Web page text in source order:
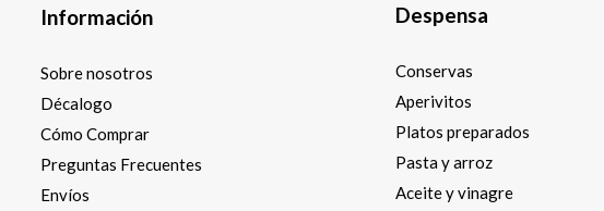
Información
Sobre nosotros
Décalogo
Cómo Comprar
Preguntas Frecuentes
Envíos
Despensa
Conservas
Aperivitos
Platos preparados
Pasta y arroz
Aceite y vinagre